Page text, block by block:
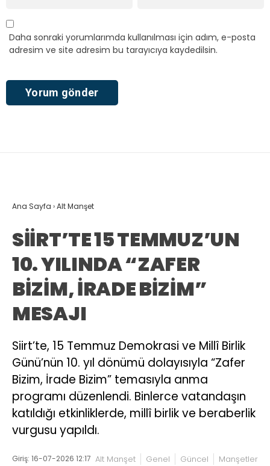
Daha sonraki yorumlarımda kullanılması için adım, e-posta
adresim ve site adresim bu tarayıcıya kaydedilsin.
Ana Sayfa ›Alt Manşet
SİİRT’TE 15 TEMMUZ’UN
10. YILINDA “ZAFER
BİZİM, İRADE BİZİM”
MESAJI
Siirt’te, 15 Temmuz Demokrasi ve Millî Birlik
Günü’nün 10. yıl dönümü dolayısıyla “Zafer
Bizim, İrade Bizim” temasıyla anma
programı düzenlendi. Binlerce vatandaşın
katıldığı etkinliklerde, millî birlik ve beraberlik
vurgusu yapıldı.
Giriş: 16-07-2026 12:17 Alt Manşet Genel Güncel Manşetler